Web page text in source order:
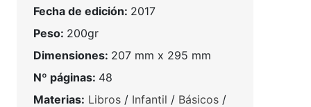
Fecha de edición: 2017
Peso: 200gr
Dimensiones: 207 mm x 295 mm
Nº páginas: 48
Materias: Libros / Infantil / Básicos /